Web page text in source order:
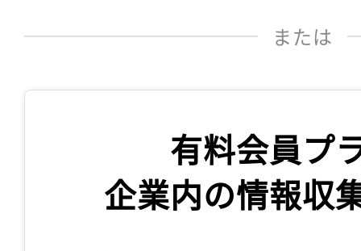
または
有料会員プ
企業内の情報収